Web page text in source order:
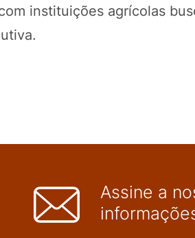
instituições agrícolas
Assine a